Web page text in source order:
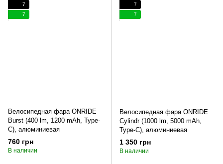
7
7
Велосипедная фара ONRIDE
Burst (400 lm, 1200 mAh, Type-
C), алюминиевая
760 грн
В наличии
7
7
Велосипедная фара ONRIDE
Cylindr (1000 lm, 5000 mAh,
Type-C), алюминиевая
1 350 грн
В наличии